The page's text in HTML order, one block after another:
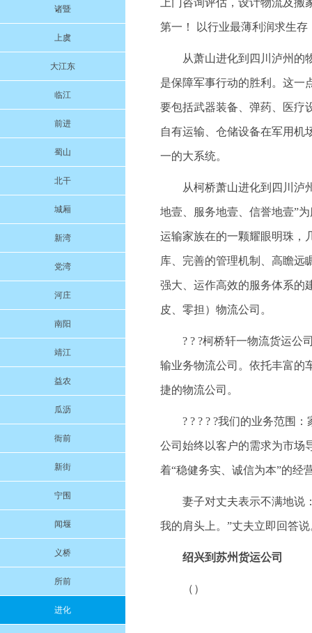
诸暨
上虞
大江东
临江
前进
蜀山
北干
城厢
新湾
党湾
河庄
南阳
靖江
益农
瓜沥
衙前
新街
宁围
闻堰
义桥
所前
进化
上门咨询评估，设计物流及
第一！ 以行业最薄利润求生
从萧山进化到四川泸州的
是保障军事行动的胜利。这一
要包括武器装备、弹药、医疗
自有运输、仓储设备在军用机
一的大系统。
从柯桥萧山进化到四川泸
地壹、服务地壹、信誉地壹”
运输家族在的一颗耀眼明珠，
库、完善的管理机制、高瞻远
强大、运作高效的服务体系的
皮、零担）物流公司。
? ? ?柯桥轩一物流货运公
输业务物流公司。依托丰富的
捷的物流公司。
? ? ? ? ?我们的业务范围
公司始终以客户的需求为市场
着“稳健务实、诚信为本”的经
妻子对丈夫表示不满地说
我的肩头上。”丈夫立即回答说
绍兴到苏州货运公司
（）